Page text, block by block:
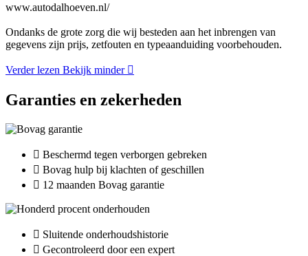
www.autodalhoeven.nl/
Ondanks de grote zorg die wij besteden aan het inbrengen van
gegevens zijn prijs, zetfouten en typeaanduiding voorbehouden.
Verder lezen Bekijk minder
Garanties en zekerheden
Beschermd tegen verborgen gebreken
Bovag hulp bij klachten of geschillen
12 maanden Bovag garantie
Sluitende onderhoudshistorie
Gecontroleerd door een expert